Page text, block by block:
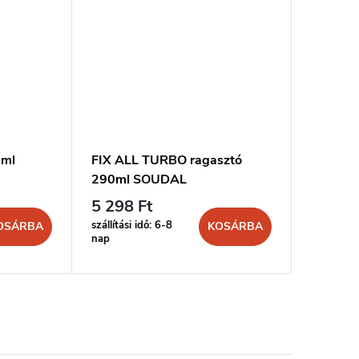
FIX ALL TURBO ragasztó
290ml SOUDAL
5 298 Ft
szállítási idő: 6-8
nap
KOSÁRBA